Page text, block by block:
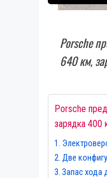
Porsche
640 км,
Porsche
зарядка 400
Две
Запас хода